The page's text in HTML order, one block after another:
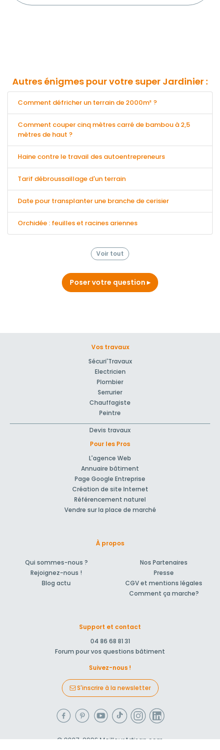
Autres énigmes pour votre super Jardinier :
Comment défricher un terrain de 2000m² ?
Comment couper cinq mètres carré de bambou à 2,5
mètres de haut ?
Haine contre le travail des autoentrepreneurs
Tarif débroussaillage d'un terrain
Date pour transplanter une branche de cerisier
Orchidée : feuilles et racines ariennes
Voir tout
Poser votre question
Vos travaux
Sécuri'Travaux
Electricien
Plombier
Serrurier
Chauffagiste
Peintre
Devis travaux
Pour les Pros
L'agence Web
Annuaire bâtiment
Page Google Entreprise
Création de site Internet
Référencement naturel
Vendre sur la place de marché
À propos
Qui sommes-nous ?
Rejoignez-nous !
Blog actu
Nos Partenaires
Presse
CGV et mentions légales
Comment ça marche?
Support et contact
04 86 68 81 31
Forum pour vos questions bâtiment
Suivez-nous !
S'inscrire à la newsletter
© 2007-2026MeilleurArtisan.com